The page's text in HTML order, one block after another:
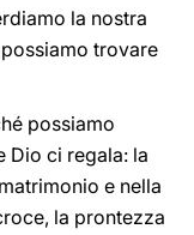
la nostra
trovare
possiamo
Dio ci regala: la
e nella
la prontezza